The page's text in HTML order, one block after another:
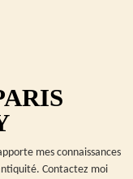
mes connaissances
Contactez moi